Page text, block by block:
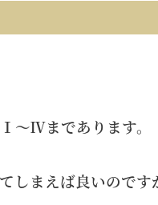
～Ⅳまであります。
しまえば良いので